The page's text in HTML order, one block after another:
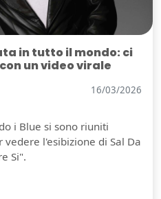
in tutto il mondo: ci
un video virale
16/03/2026
i Blue si sono riuniti
l'esibizione di Sal Da
Si".